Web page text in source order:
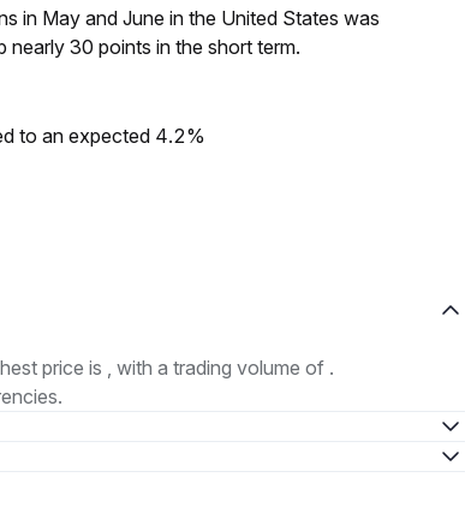
in May and June in the United States was
30 points in the short term.
to an expected 4.2%
price is , with a trading volume of .